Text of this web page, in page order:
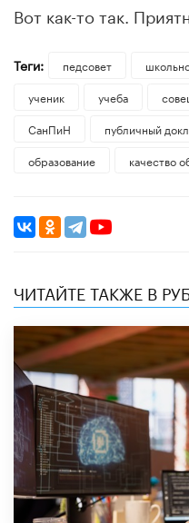
Вот как-то так.
Теги: педсовет
ученик
учеба
СанПиН
публичный
образование
качество
ЧИТАЙТЕ ТАКЖЕ В